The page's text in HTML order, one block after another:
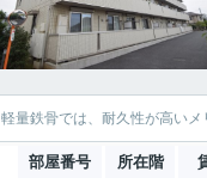
軽量鉄骨では、耐久性が高い
部屋番号 所在階